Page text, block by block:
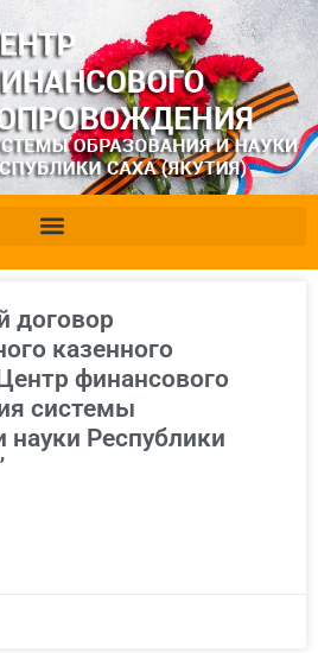
договор
казенного
финансового
системы
науки Республики